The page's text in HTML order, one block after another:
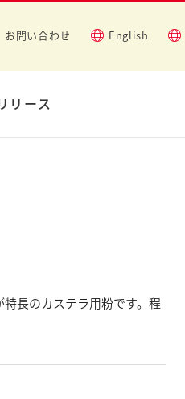
お問い合わせ English
リース
長のカステラ用粉です。程